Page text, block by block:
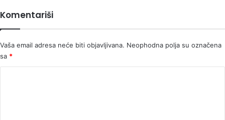
Komentariši
Vaša email adresa neće biti objavljivana. Neophodna polja su označena
sa *